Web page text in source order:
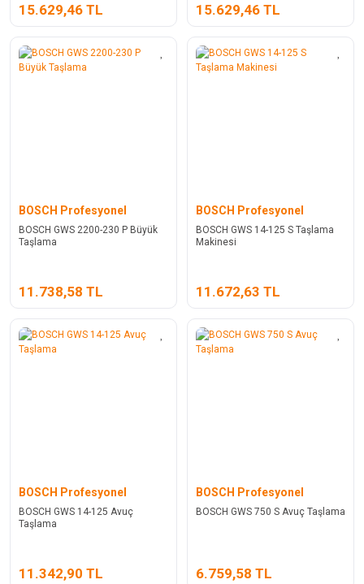
15.629,46 TL 15.629,46 TL
BOSCH Profesyonel
BOSCH GWS 2200-230 P Büyük
Taşlama
11.738,58 TL
BOSCH Profesyonel
BOSCH GWS 14-125 S Taşlama
Makinesi
11.672,63 TL
BOSCH Profesyonel
BOSCH GWS 14-125 Avuç
Taşlama
11.342,90 TL
BOSCH Profesyonel
BOSCH GWS 750 S Avuç Taşlama
6.759,58 TL